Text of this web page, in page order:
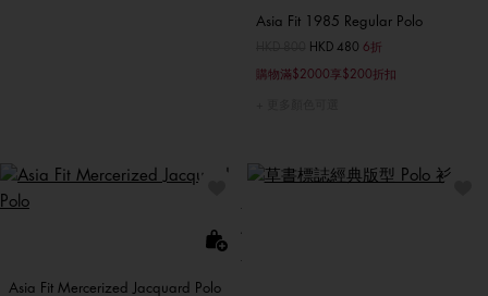
Asia Fit 1985 Regular Polo
價格扣減從至HKD 480 6折
購物滿$2000享$200折扣
Asia Fit Mercerized Jacquard Polo